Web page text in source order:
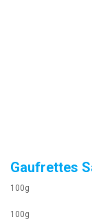
Gaufrettes
100g
100g